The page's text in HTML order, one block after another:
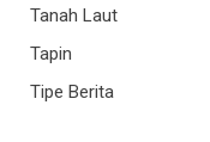
Tanah Laut
Tapin
Tipe Berita